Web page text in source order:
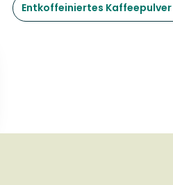
Entkoffeiniertes Kaffeepulver